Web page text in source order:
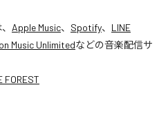
Apple Music、 Spotify、 LINE
Music Unlimitedなどの音楽配信サ
FOREST